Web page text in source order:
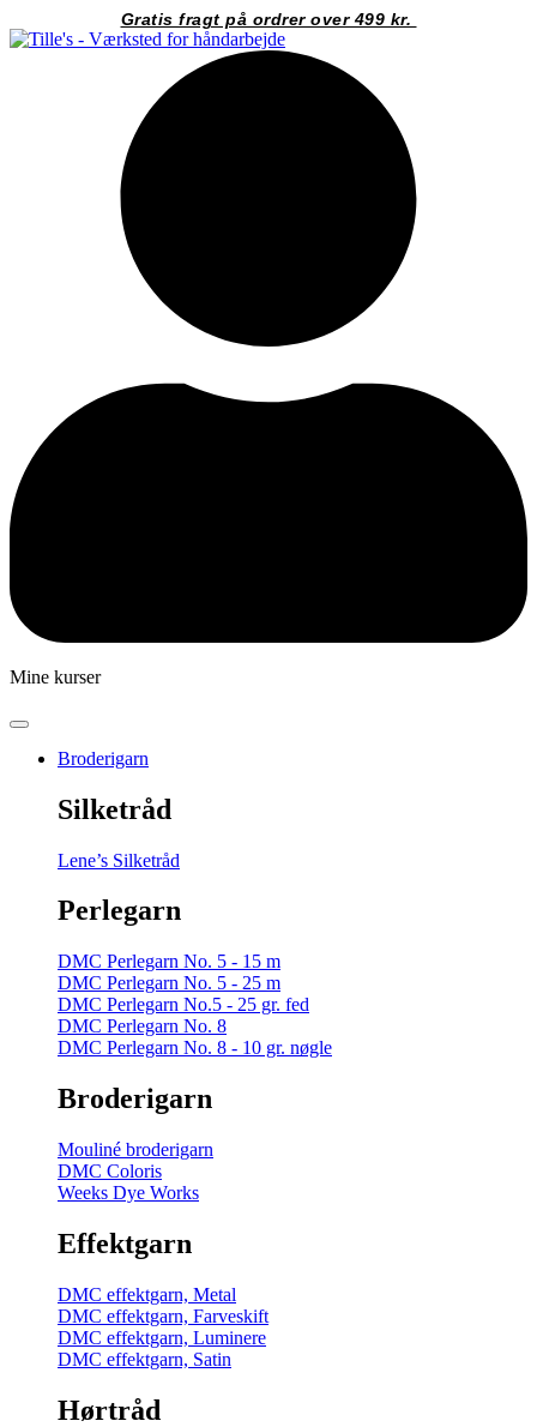
til
Gratis fragt på ordrer over 499 kr.
Mine kurser
Broderigarn
Silketråd
Lene’s Silketråd
Perlegarn
DMC Perlegarn No. 5 - 15 m
DMC Perlegarn No. 5 - 25 m
DMC Perlegarn No.5 - 25 gr. fed
DMC Perlegarn No. 8
DMC Perlegarn No. 8 - 10 gr. nøgle
Broderigarn
Mouliné broderigarn
DMC Coloris
Weeks Dye Works
Effektgarn
DMC effektgarn, Metal
DMC effektgarn, Farveskift
DMC effektgarn, Luminere
DMC effektgarn, Satin
Hørtråd